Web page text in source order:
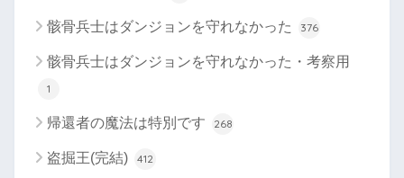
骸骨兵士はダンジョンを守れなかった 376
骸骨兵士はダンジョンを守れなかった・考察用
1
帰還者の魔法は特別です 268
盗掘王(完結) 412